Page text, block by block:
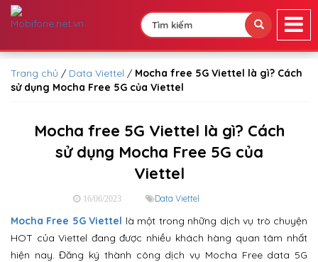
Trang chủ / Data Viettel / Mocha free 5G Viettel là gì? Cách
sử dụng Mocha Free 5G của Viettel
Mocha free 5G Viettel là gì? Cách
sử dụng Mocha Free 5G của
Viettel
16/06/2023 Data Viettel
Mocha Free 5G Viettel là một trong những dịch vụ trò chuyện
HOT của Viettel đang được nhiều khách hàng quan tâm nhất
hiện nay. Đăng ký thành công dịch vụ Mocha Free data 5G